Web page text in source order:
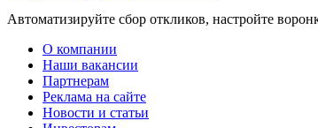
Автоматизируйте сбор откликов, настройте
О компании
Наши вакансии
Партнерам
Реклама на сайте
Новости и статьи